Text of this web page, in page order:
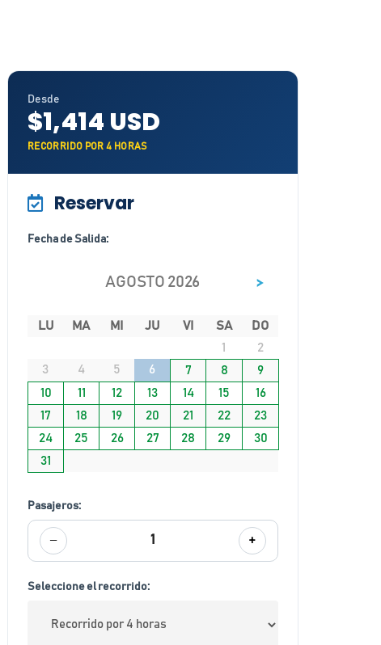
Desde
$1,414 USD
RECORRIDO POR 4 HORAS
Reservar
Fecha de Salida:
AGOSTO 2026 >
LU MA MI JU VI SA
DO
1
2
3
4 5 6 7 8
9
10
11 12 13 14 15
16
17
18 19 20 21 22
23
24
25 26 27 28 29
30
31
Pasajeros:
− 1 +
Seleccione el recorrido: